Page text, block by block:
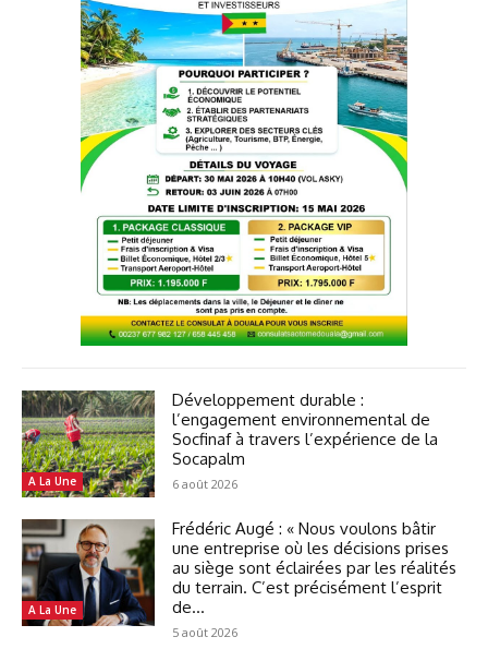
A La Une
Développement durable :
l’engagement environnemental de
Socfinaf à travers l’expérience de la
Socapalm
6 août 2026
A La Une
Frédéric Augé : « Nous voulons bâtir
une entreprise où les décisions prises
au siège sont éclairées par les réalités
du terrain. C’est précisément l’esprit
de...
5 août 2026